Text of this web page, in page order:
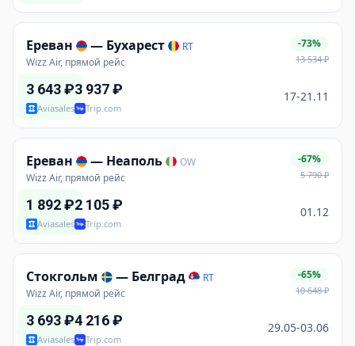
Ереван — Бухарест
RT
Wizz Air, прямой рейс
-73%
13 534₽
3 643₽
Aviasales
3 937₽
Trip.com
17-21.11
Ереван — Неаполь
OW
Wizz Air, прямой рейс
-67%
5 790₽
1 892₽
Aviasales
2 105₽
Trip.com
01.12
Стокгольм — Белград
RT
Wizz Air, прямой рейс
-65%
10 648₽
3 693₽
Aviasales
4 216₽
Trip.com
29.05-03.06